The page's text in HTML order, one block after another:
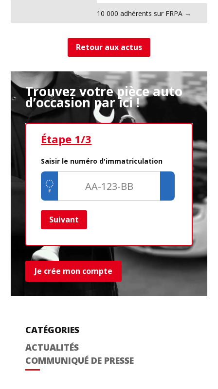
10 000 adhérents sur FRPA →
Retour aux actus
Trouvez votre pièce auto
d’occasion par ici !
Étape 1/3
Saisir le numéro d'immatriculation
Suivant
Je crée mon compte
CATÉGORIES
ACTUALITÉS
COMMUNIQUÉ DE PRESSE